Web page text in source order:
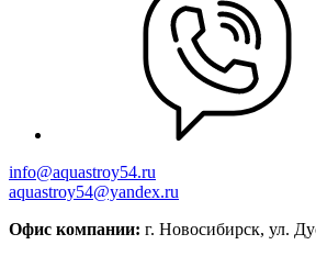
info@aquastroy54.ru
aquastroy54@yandex.ru
Офис компании: г. Новосибирск, ул.